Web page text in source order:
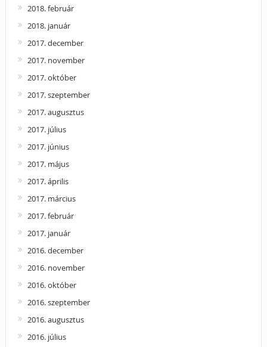
2018. február
2018. január
2017. december
2017. november
2017. október
2017. szeptember
2017. augusztus
2017. július
2017. június
2017. május
2017. április
2017. március
2017. február
2017. január
2016. december
2016. november
2016. október
2016. szeptember
2016. augusztus
2016. július